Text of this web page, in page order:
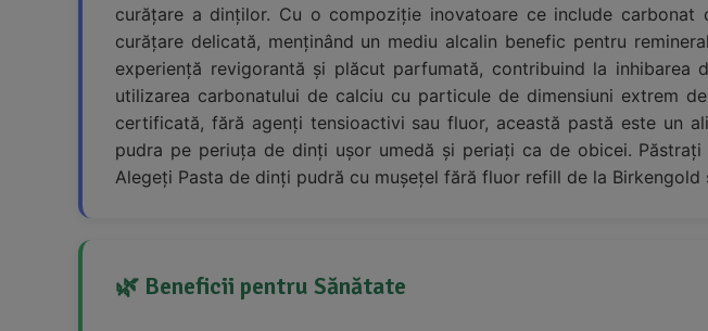
curățare a dinților. Cu o compoziție inovatoare ce include
curățare delicată, menținând un mediu alcalin benefic pentru
experiență revigorantă și plăcut parfumată, contribuind la
utilizarea carbonatului de calciu cu particule de dimensiuni extrem
certificată, fără agenți tensioactivi sau fluor, această pastă este un
pudra pe periuța de dinți ușor umedă și periați ca de obicei.
Alegeți Pasta de dinți pudră cu mușețel fără fluor refill de la
🌿 Beneficii pentru Sănătate